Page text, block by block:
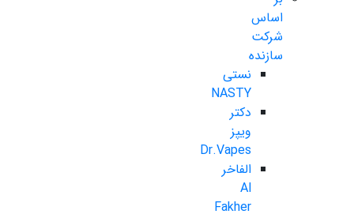
اساس
شرکت
سازنده
نستی
NASTY
دکتر
ویپز
Dr.Vapes
الفاخر
Al
Fakher